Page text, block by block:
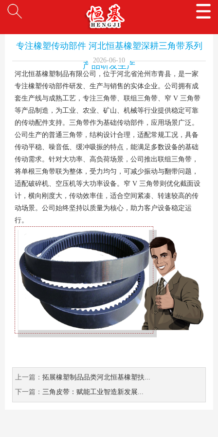
专注橡塑传动部件 河北恒基橡塑深耕三角带系列
产品研发生产
2026-06-10
河北恒基橡塑制品有限公司，位于河北省沧州市青县，是一家
专注橡塑传动部件研发、生产与销售的实体企业。公司拥有成
套生产线与成熟工艺，专注三角带、 联组三角带、 窄 V 三角带
等产品制造，为工业、农业、矿山、机械等行业提供稳定可靠
的传动配件支持。 三角带作为基础传动部件，应用场景广泛。
公司生产的普通三角带 ，结构设计合理，适配常规工况，具备
传动平稳、噪音低、缓冲吸振的特点，能满足多数设备的基础
传动需求。针对大功率、高负荷场景，公司推出联组三角带 ，
将单根三角带联为整体，受力均匀，可减少振动与翻带问题，
适配破碎机、空压机等大功率设备。 窄 V 三角带则优化截面设
计，横向刚度大，传动效率佳，适合空间紧凑、转速较高的传
动场景。公司始终坚持以质量为核心，助力客户设备稳定运
行。
上一篇： 拓展橡塑制品品类河北恒基橡塑扶...
下一篇： 三角皮带：赋能工业智造新发展...